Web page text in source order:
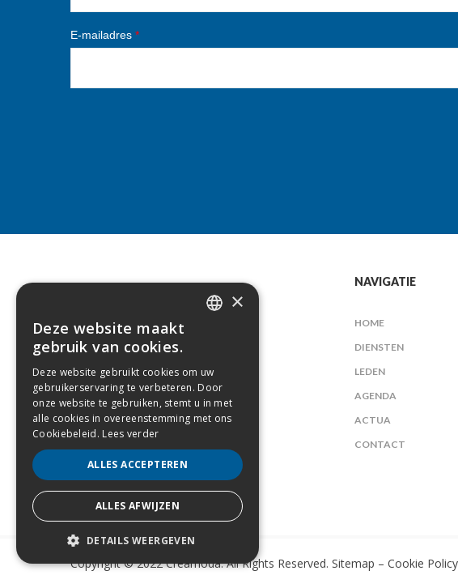
E-mailadres *
NAVIGATIE
HOME
DIENSTEN
LEDEN
AGENDA
ACTUA
CONTACT
Copyright © 2022 Creamoda. All Rights Reserved. Sitemap – Cookie Policy
×
Deze website maakt
gebruik van cookies.
Deze website gebruikt cookies om uw
gebruikerservaring te verbeteren. Door
onze website te gebruiken, stemt u in met
alle cookies in overeenstemming met ons
Cookiebeleid. Lees verder
ALLES ACCEPTEREN
ALLES AFWIJZEN
DETAILS WEERGEVEN
STRIKT NOODZAKELIJK